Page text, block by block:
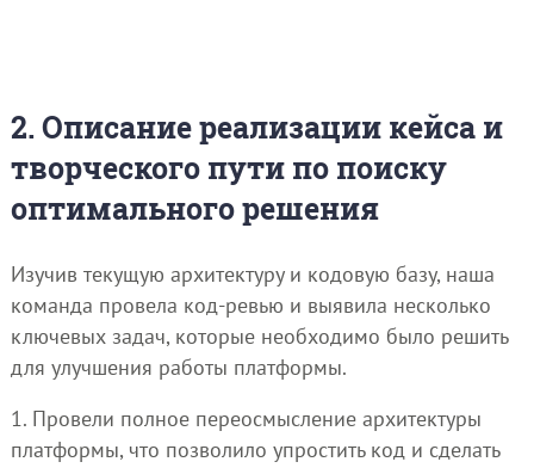
2. Описание реализации кейса и
творческого пути по поиску
оптимального решения
Изучив текущую архитектуру и кодовую базу, наша
команда провела код-ревью и выявила несколько
ключевых задач, которые необходимо было решить
для улучшения работы платформы.
1. Провели полное переосмысление архитектуры
платформы, что позволило упростить код и сделать